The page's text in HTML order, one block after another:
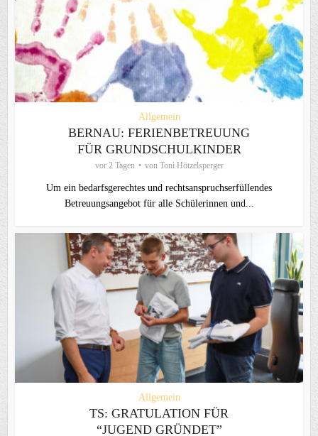
Allgemein
BERNAU: FERIENBETREUUNG
FÜR GRUNDSCHULKINDER
vor 2 Tagen von Toni Hötzelsperger
Um ein bedarfsgerechtes und rechtsanspruchserfüllendes
Betreuungsangebot für alle Schülerinnen und...
Allgemein
TS: GRATULATION FÜR
“JUGEND GRÜNDET”